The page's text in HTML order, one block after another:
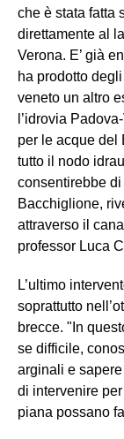
che è stata fatta
direttamente al
Verona. E’ già
ha prodotto
veneto un altro
l’idrovia
per le acque del
tutto il nodo
consentirebbe
Bacchiglione,
attraverso il
professor Luca
L’ultimo
soprattutto
brecce. "In
se difficile,
arginali e
di intervenire
piana possano